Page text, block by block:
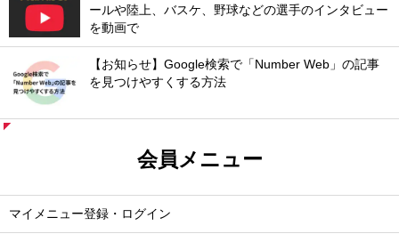
ールや陸上、バスケ、野球などの選手のインタビュー
を動画で
【お知らせ】Google検索で「Number Web」の記事
を見つけやすくする方法
会員メニュー
マイメニュー登録・ログイン